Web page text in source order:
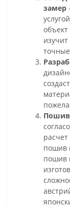
замер
Пошив
пошив
пошив